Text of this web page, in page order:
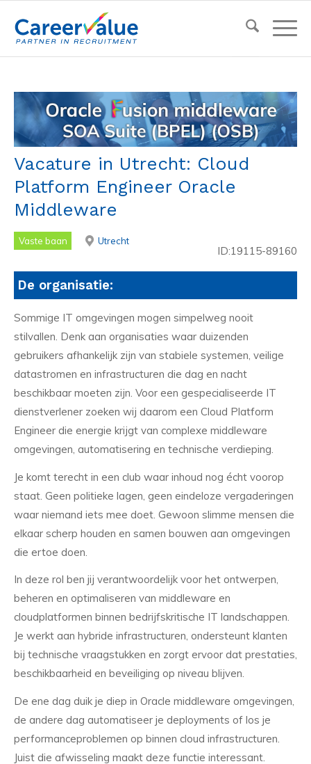
Vacature in Utrecht: Cloud
Platform Engineer Oracle
Middleware
Vaste baan Utrecht
ID:19115-89160
De organisatie:
Sommige IT omgevingen mogen simpelweg nooit
stilvallen. Denk aan organisaties waar duizenden
gebruikers afhankelijk zijn van stabiele systemen, veilige
datastromen en infrastructuren die dag en nacht
beschikbaar moeten zijn. Voor een gespecialiseerde IT
dienstverlener zoeken wij daarom een Cloud Platform
Engineer die energie krijgt van complexe middleware
omgevingen, automatisering en technische verdieping.
Je komt terecht in een club waar inhoud nog écht voorop
staat. Geen politieke lagen, geen eindeloze vergaderingen
waar niemand iets mee doet. Gewoon slimme mensen die
elkaar scherp houden en samen bouwen aan omgevingen
die ertoe doen.
In deze rol ben jij verantwoordelijk voor het ontwerpen,
beheren en optimaliseren van middleware en
cloudplatformen binnen bedrijfskritische IT landschappen.
Je werkt aan hybride infrastructuren, ondersteunt klanten
bij technische vraagstukken en zorgt ervoor dat prestaties,
beschikbaarheid en beveiliging op niveau blijven.
De ene dag duik je diep in Oracle middleware omgevingen,
de andere dag automatiseer je deployments of los je
performanceproblemen op binnen cloud infrastructuren.
Juist die afwisseling maakt deze functie interessant.